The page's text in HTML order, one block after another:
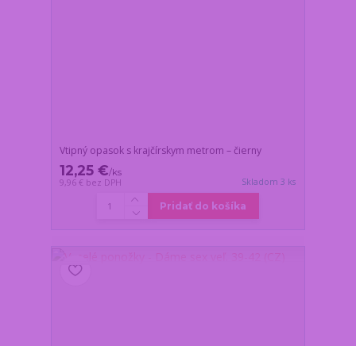
Vtipný opasok s krajčírskym metrom – čierny
12,25 €/ks
9,96 € bez DPH Skladom 3 ks
Pridať do košíka